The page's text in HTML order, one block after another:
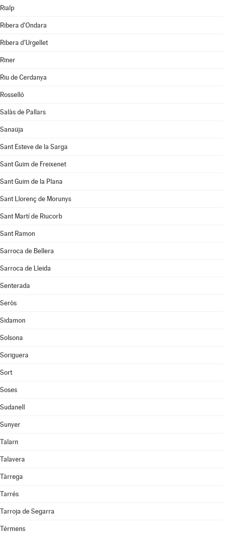
Rialp
Ribera d'Ondara
Ribera d'Urgellet
Riner
Riu de Cerdanya
Rosselló
Salàs de Pallars
Sanaüja
Sant Esteve de la Sarga
Sant Guim de Freixenet
Sant Guim de la Plana
Sant Llorenç de Morunys
Sant Martí de Riucorb
Sant Ramon
Sarroca de Bellera
Sarroca de Lleida
Senterada
Seròs
Sidamon
Solsona
Soriguera
Sort
Soses
Sudanell
Sunyer
Talarn
Talavera
Tàrrega
Tarrés
Tarroja de Segarra
Térmens